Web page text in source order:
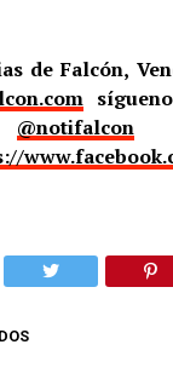
de Falcón,
@notifalcon